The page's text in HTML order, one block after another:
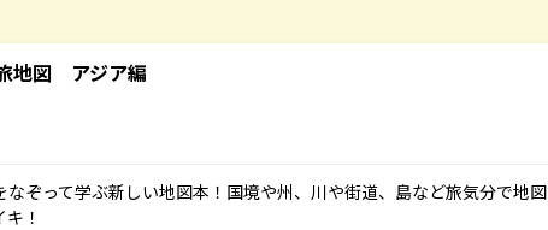
地図 アジア編
なぞって学ぶ新しい地図本！国境や州、川や街道、島など旅気分で地図
！